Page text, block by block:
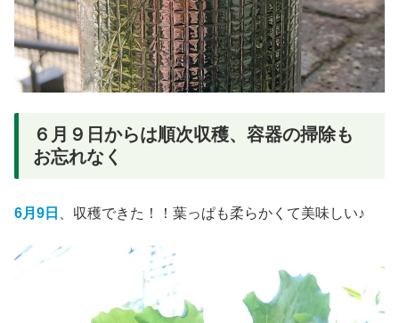
６月９日からは順次収穫、容器の掃除も
お忘れなく
6月9日 、収穫できた！！葉っぱも柔らかくて美味しい♪